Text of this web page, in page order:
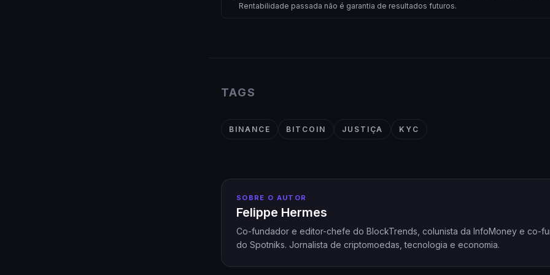
Rentabilidade passada não é garantia de resultados futuros.
TAGS
BINANCE BITCOIN JUSTIÇA KYC
SOBRE O AUTOR
Felippe Hermes
Co-fundador e editor-chefe do BlockTrends, colunista da InfoMoney e co-
do Spotniks. Jornalista de criptomoedas, tecnologia e economia.